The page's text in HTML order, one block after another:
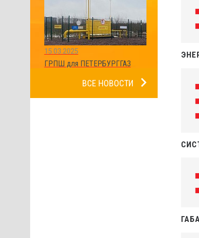
15.03.2025
ГРПШ для ПЕТЕРБУРГГАЗ
ВСЕ НОВОСТИ